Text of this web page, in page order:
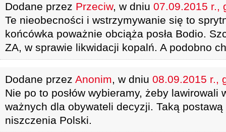
Dodane przez Przeciw, w dniu 07.09.2015 r.,
Te nieobecności i wstrzymywanie się to
końcówka poważnie obciąża posła Bodio.
ZA, w sprawie likwidacji kopalń. A podobno
Dodane przez Anonim, w dniu 08.09.2015 r.,
Nie po to posłów wybieramy, żeby lawirowali
ważnych dla obywateli decyzji. Taką
niszczenia Polski.